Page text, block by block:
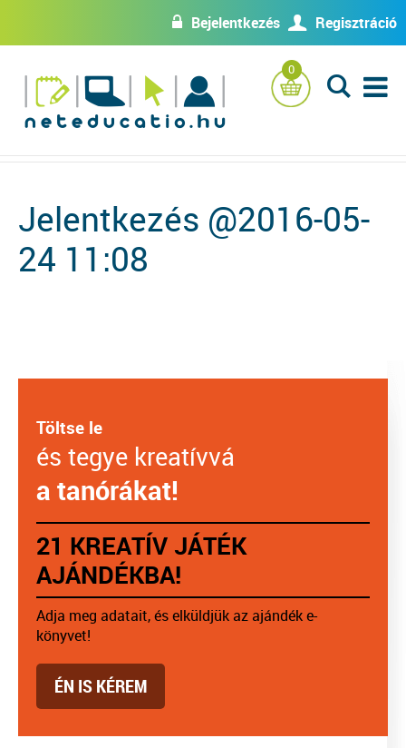
w Bejelentkezés U Regisztráció
0
L
Jelentkezés @2016-05-
24 11:08
Töltse le
és tegye kreatívvá
a tanórákat!
21 KREATÍV JÁTÉK
AJÁNDÉKBA!
Adja meg adatait, és elküldjük az ajándék e-
könyvet!
ÉN IS KÉREM